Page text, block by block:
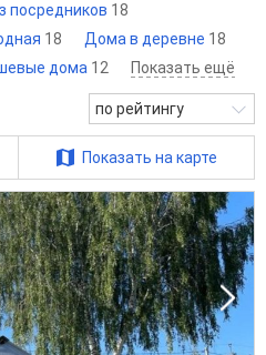
посредников 18
18 Дома в деревне 18
дома 12 Показать ещё
по рейтингу
Показать на карте